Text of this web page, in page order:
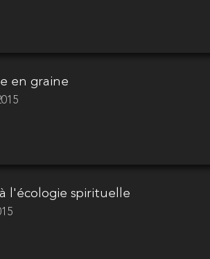
en graine
l'écologie spirituelle